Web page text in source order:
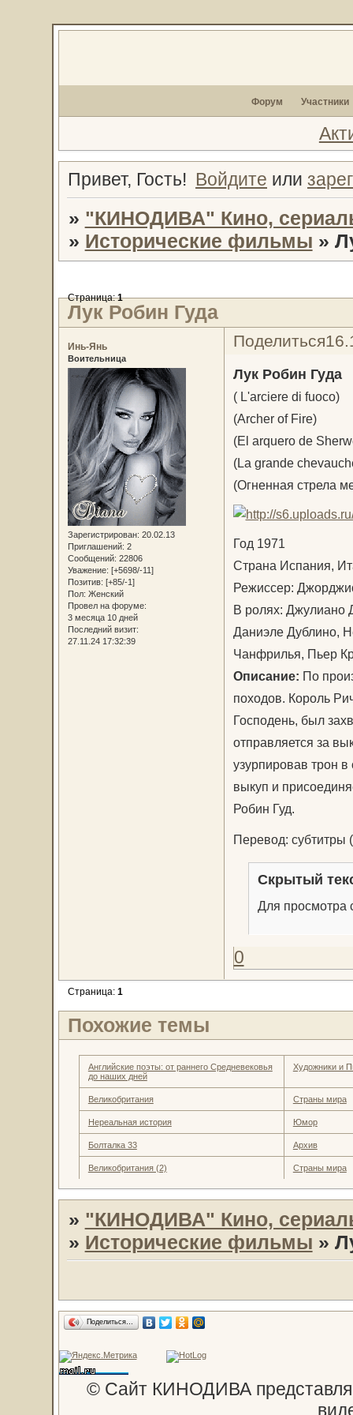
Форум Участники
Привет, Гость! Войдите или
» "КИНОДИВА" Кино,
» Исторические фильмы »
Лук Робин Гуда
Страница:1
Поделиться
Инь-Янь
Воительница
Зарегистрирован: 20.02.13
Приглашений: 2
Сообщений: 22806
Уважение: [+5698/-11]
Позитив: [+85/-1]
Пол: Женский
Провел на форуме:
3 месяца 10 дней
Последний визит:
27.11.24 17:32:39
Лук Робин Гуда
( L'arciere di fuoco)
(Archer of Fire)
(El arquero de
(La grande
(Огненная стрела
Год 1971
Страна Испания,
Режиссер:
В ролях:
Даниэле Дублино,
Чанфрилья, Пьер
Описание: По
походов. Король
Господень, был
отправляется за
узурпировав трон в
выкуп и
Робин Гуд.
Перевод: субтитры
Скрытый
Для просмотра
0
Страница: 1
Похожие темы
Английские поэты: от раннего Средневековья
до наших дней
Художники и
Великобритания Страны мира
Нереальная история Юмор
Болталка 33 Архив
Великобритания (2) Страны мира
» "КИНОДИВА" Кино,
» Исторические фильмы »
Поделиться…
© Сайт КИНОДИВА